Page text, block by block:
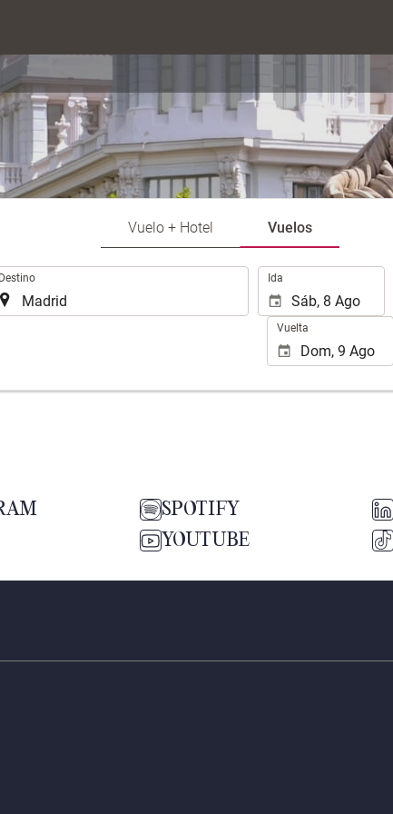
Vuelo + Hotel Vuelos
Destino Ida
Vuelta
SPOTIFY
YOUTUBE